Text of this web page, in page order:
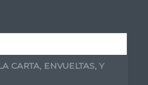
CARTA, ENVUELTAS, Y